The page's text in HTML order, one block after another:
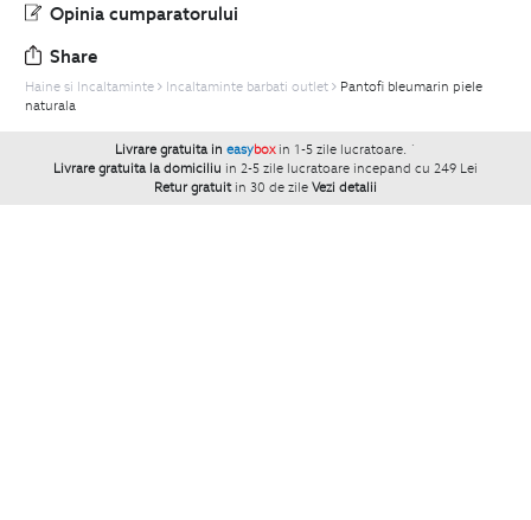
Opinia cumparatorului
Share
Haine si Incaltaminte Incaltaminte barbati outlet
Pantofi bleumarin piele
naturala
Livrare gratuita in easybox in 1-5 zile lucratoare. `
Livrare gratuita la domiciliu in 2-5 zile lucratoare incepand cu 249 Lei
Retur gratuit in 30 de zile Vezi detalii